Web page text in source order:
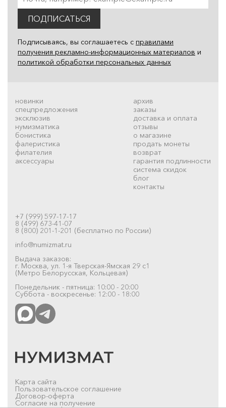
ПОДПИСАТЬСЯ
Подписываясь, вы соглашаетесь с правилами
получения рекламно-информационных материалов и
политикой обработки персональных данных
новинки
спецпредложения
эксклюзив
нумизматика
бонистика
фалеристика
филателия
аксессуары
архив
заказы
доставка и оплата
отзывы
о магазине
продать монеты
возврат
гарантия подлинности
система скидок
блог
контакты
+7 (999) 597-17-17
8 (499) 673-41-07
8 (800) 201-1-201 (бесплатно по России)
info@numizmat.ru
Выдача заказов:
г. Москва, ул. 1-я Тверская-Ямская 29 с1
(Метро Белорусская, Кольцевая)
Понедельник - пятница: 10:00 - 20:00
Суббота - воскресенье: 12:00 - 18:00
Карта сайта
Пользовательское соглашение
Договор-оферта
Согласие на получение